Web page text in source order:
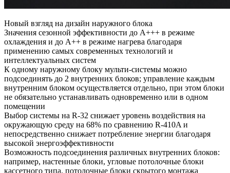
Новый взгляд на дизайн наружного блока
Значения сезонной эффективности до A+++ в режиме
охлаждения и до А++ в режиме нагрева благодаря
применению самых современных технологий и
интеллектуальных систем
К одному наружному блоку мульти-системы можно
подсоединять до 2 внутренних блоков; управление каждым
внутренним блоком осуществляется отдельно, при этом блоки
не обязательно устанавливать одновременно или в одном
помещении
Выбор системы на R-32 снижает уровень воздействия на
окружающую среду на 68% по сравнению R-410A и
непосредственно снижает потребление энергии благодаря
высокой энергоэффективности
Возможность подсоединения различных внутренних блоков:
например, настенные блоки, угловые потолочные блоки
кассетного типа, потолочные блоки скрытого монтажа